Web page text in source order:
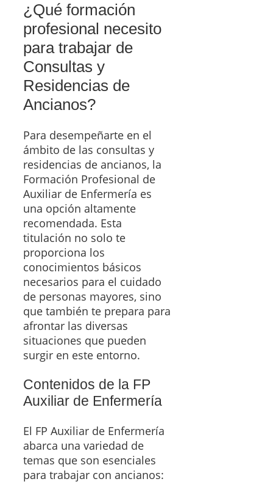
¿Qué formación
profesional necesito
para trabajar de
Consultas y
Residencias de
Ancianos?
Para desempeñarte en el
ámbito de las consultas y
residencias de ancianos, la
Formación Profesional de
Auxiliar de Enfermería es
una opción altamente
recomendada. Esta
titulación no solo te
proporciona los
conocimientos básicos
necesarios para el cuidado
de personas mayores, sino
que también te prepara para
afrontar las diversas
situaciones que pueden
surgir en este entorno.
Contenidos de la FP
Auxiliar de Enfermería
El FP Auxiliar de Enfermería
abarca una variedad de
temas que son esenciales
para trabajar con ancianos: